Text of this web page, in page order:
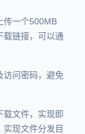
传一个500MB
载链接，可以通
访问密码，避免
载文件，实现即
现文件分发目